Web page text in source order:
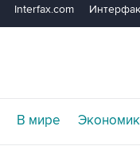
Interfax.com
В мире